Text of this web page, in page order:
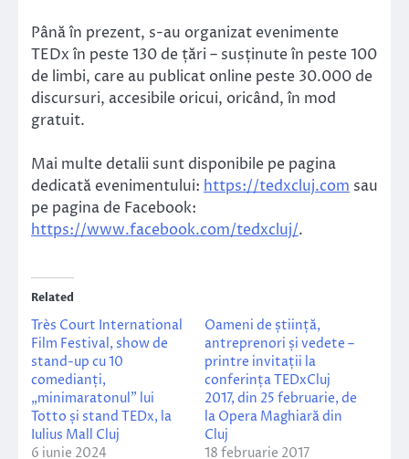
Până în prezent, s-au organizat evenimente
TEDx în peste 130 de țări – susținute în peste 100
de limbi, care au publicat online peste 30.000 de
discursuri, accesibile oricui, oricând, în mod
gratuit.
Mai multe detalii sunt disponibile pe pagina
dedicată evenimentului: https://tedxcluj.com sau
pe pagina de Facebook:
https://www.facebook.com/tedxcluj/.
Related
Très Court International
Film Festival, show de
stand-up cu 10
comedianți,
„minimaratonul” lui
Totto și stand TEDx, la
Iulius Mall Cluj
6 iunie 2024
Oameni de știință,
antreprenori și vedete –
printre invitații la
conferința TEDxCluj
2017, din 25 februarie, de
la Opera Maghiară din
Cluj
18 februarie 2017